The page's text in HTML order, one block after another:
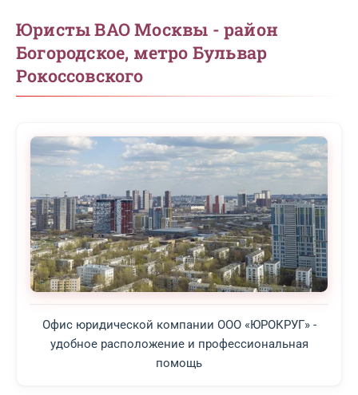
Юристы ВАО Москвы - район
Богородское, метро Бульвар
Рокоссовского
Офис юридической компании ООО «ЮРОКРУГ» -
удобное расположение и профессиональная
помощь